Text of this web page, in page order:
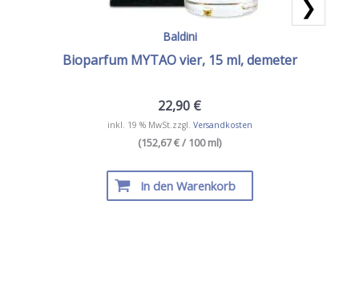
Baldini
Bioparfum MYTAO vier, 15 ml, demeter
22,90 €
inkl. 19 % MwSt.zzgl. Versandkosten
(152,67 € / 100 ml)
In den Warenkorb
❯